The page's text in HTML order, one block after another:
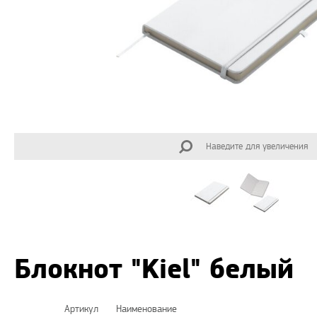
Наведите для увеличения
Блокнот "Kiel" белый
Артикул Наименование